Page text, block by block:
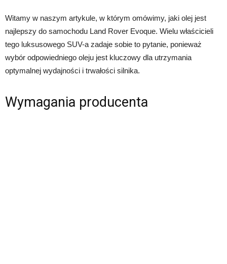
Witamy w naszym artykule, w którym omówimy, jaki olej jest
najlepszy do samochodu Land Rover Evoque. Wielu właścicieli
tego luksusowego SUV-a zadaje sobie to pytanie, ponieważ
wybór odpowiedniego oleju jest kluczowy dla utrzymania
optymalnej wydajności i trwałości silnika.
Wymagania producenta